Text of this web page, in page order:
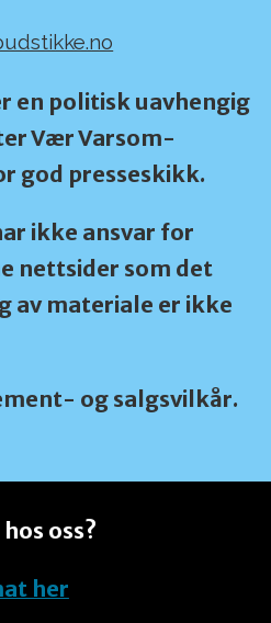
en politisk uavhengig
Vær Varsom-
god presseskikk.
ikke ansvar for
nettsider som det
av materiale er ikke
og salgsvilkår.
oss?
her